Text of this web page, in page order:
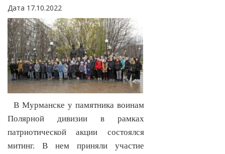
Дата 17.10.2022
В Мурманске у памятника воинам
Полярной дивизии в рамках
патриотической акции состоялся
митинг. В нем приняли участие